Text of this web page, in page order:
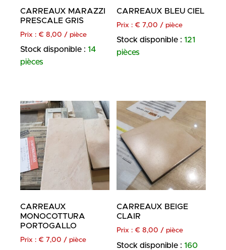
CARREAUX MARAZZI
PRESCALE GRIS
Prix : € 8,00 / pièce
Stock disponible : 14
pièces
CARREAUX BLEU CIEL
Prix : € 7,00 / pièce
Stock disponible : 121
pièces
CARREAUX
MONOCOTTURA
PORTOGALLO
Prix : € 7,00 / pièce
CARREAUX BEIGE
CLAIR
Prix : € 8,00 / pièce
Stock disponible : 160